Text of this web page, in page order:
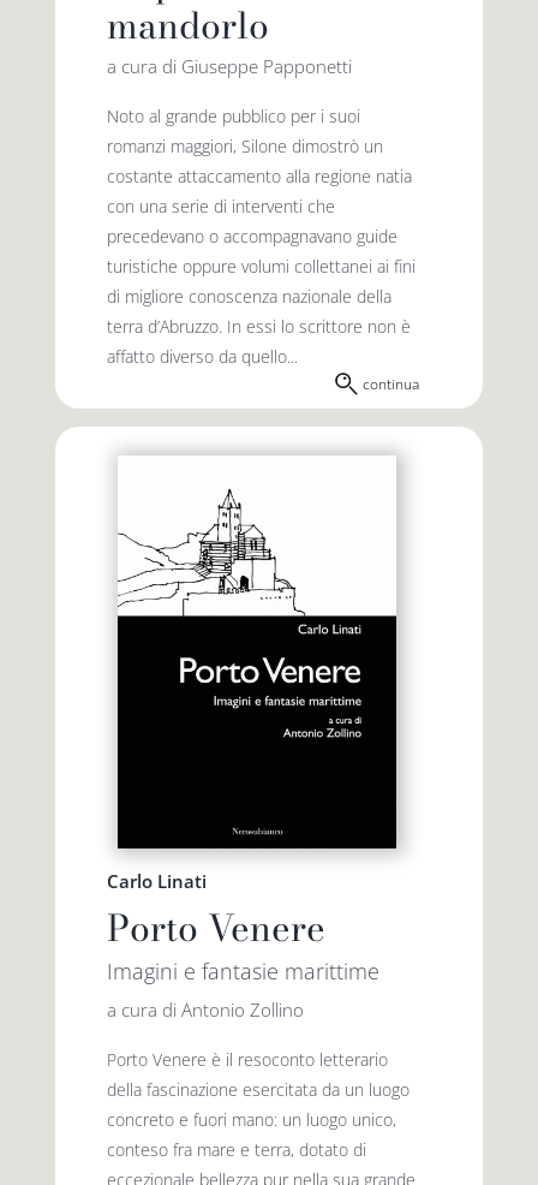
mandorlo
a cura di Giuseppe Papponetti
Noto al grande pubblico per i suoi
romanzi maggiori, Silone dimostrò un
costante attaccamento alla regione natia
con una serie di interventi che
precedevano o accompagnavano guide
turistiche oppure volumi collettanei ai fini
di migliore conoscenza nazionale della
terra d’Abruzzo. In essi lo scrittore non è
affatto diverso da quello...
continua
Carlo Linati
Porto Venere
Imagini e fantasie marittime
a cura di Antonio Zollino
Porto Venere è il resoconto letterario
della fascinazione esercitata da un luogo
concreto e fuori mano: un luogo unico,
conteso fra mare e terra, dotato di
eccezionale bellezza pur nella sua grande